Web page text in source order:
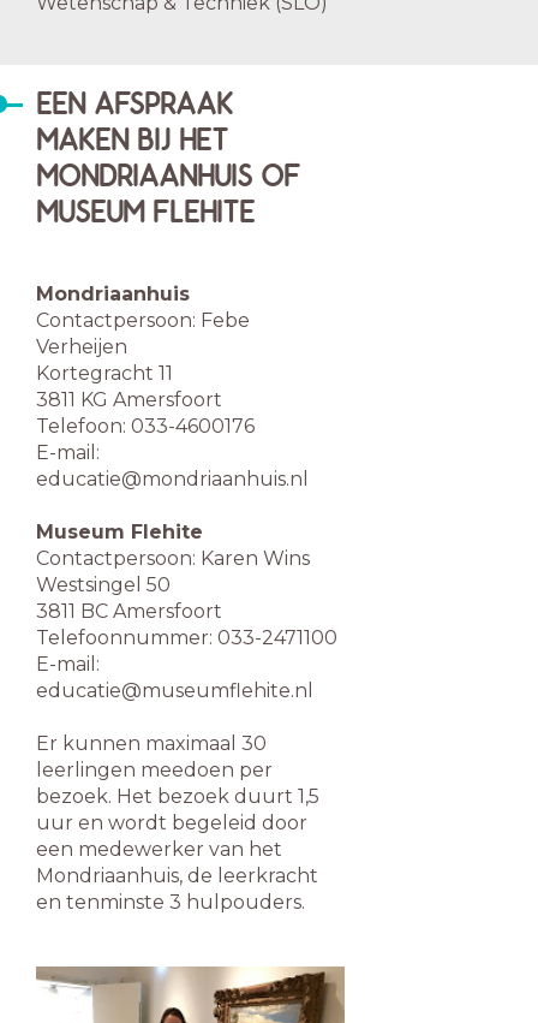
EEN AFSPRAAK
MAKEN BIJ HET
MONDRIAANHUIS OF
MUSEUM FLEHITE
Mondriaanhuis
Contactpersoon: Febe
Verheijen
Kortegracht 11
3811 KG Amersfoort
Telefoon: 033-4600176
E-mail:
educatie@mondriaanhuis.nl
Museum Flehite
Contactpersoon: Karen Wins
Westsingel 50
3811 BC Amersfoort
Telefoonnummer: 033-2471100
E-mail:
educatie@museumflehite.nl
Er kunnen maximaal 30
leerlingen meedoen per
bezoek. Het bezoek duurt 1,5
uur en wordt begeleid door
een medewerker van het
Mondriaanhuis, de leerkracht
en tenminste 3 hulpouders.